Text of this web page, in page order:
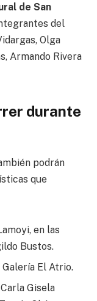
de San
del
Olga
Armando Rivera
durante
podrán
que
en las
Bustos.
Galería El Atrio.
Gisela